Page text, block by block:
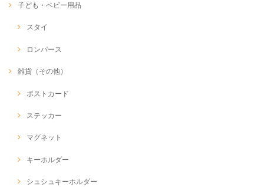
子ども・ベビー用品
スタイ
ロンパース
雑貨（その他）
ポストカード
ステッカー
マグネット
キーホルダー
シュシュキーホルダー